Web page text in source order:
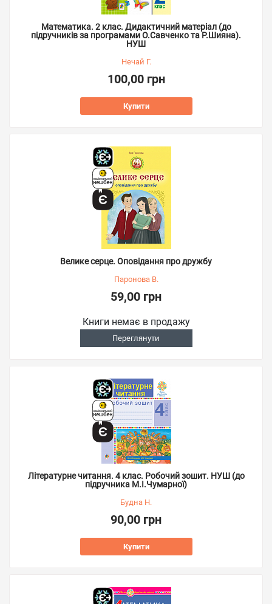
Математика. 2 клас. Дидактичний матеріал (до
підручників за програмами О.Савченко та Р.Шияна).
НУШ
Нечай Г.
100,00 грн
Купити
Велике серце. Оповідання про дружбу
Паронова В.
59,00 грн
Книги немає в продажу
Переглянути
Літературне читання. 4 клас. Робочий зошит. НУШ (до
підручника М.І.Чумарної)
Будна Н.
90,00 грн
Купити